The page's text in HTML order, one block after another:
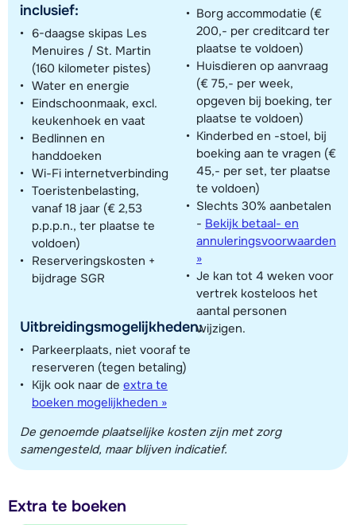
inclusief:
6-daagse skipas Les
Menuires / St. Martin
(160 kilometer pistes)
Water en energie
Eindschoonmaak, excl.
keukenhoek en vaat
Bedlinnen en
handdoeken
Wi-Fi internetverbinding
Toeristenbelasting,
vanaf 18 jaar (€ 2,53
p.p.p.n., ter plaatse te
voldoen)
Reserveringskosten +
bijdrage SGR
Uitbreidingsmogelijkheden:
Parkeerplaats, niet vooraf te
reserveren (tegen betaling)
Kijk ook naar de extra te
boeken mogelijkheden »
Borg accommodatie (€
200,- per creditcard ter
plaatse te voldoen)
Huisdieren op aanvraag
(€ 75,- per week,
opgeven bij boeking, ter
plaatse te voldoen)
Kinderbed en -stoel, bij
boeking aan te vragen (€
45,- per set, ter plaatse
te voldoen)
Slechts 30% aanbetalen
- Bekijk betaal- en
annuleringsvoorwaarden
»
Je kan tot 4 weken voor
vertrek kosteloos het
aantal personen
wijzigen.
De genoemde plaatselijke kosten zijn met zorg
samengesteld, maar blijven indicatief.
Extra te boeken